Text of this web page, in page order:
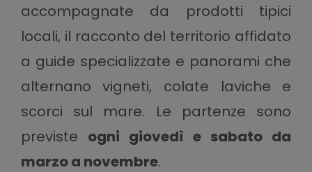
accompagnate da prodotti tipici
locali, il racconto del territorio affidato
a guide specializzate e panorami che
alternano vigneti, colate laviche e
scorci sul mare. Le partenze sono
previste ogni giovedì e sabato da
marzo a novembre.